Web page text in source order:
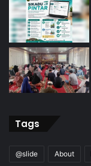
Tags
@slide About